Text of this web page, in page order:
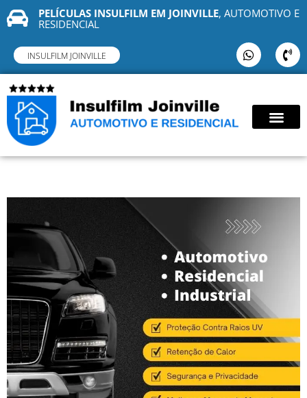
PELÍCULAS INSULFILM EM JOINVILLE, AUTOMOTIVO E
RESIDENCIAL
INSULFILM JOINVILLE